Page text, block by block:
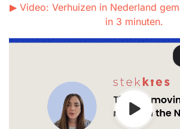
▶ Video: Verhuizen in Nederland
in 3 minuten.